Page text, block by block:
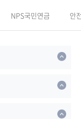
NPS국민연금 안